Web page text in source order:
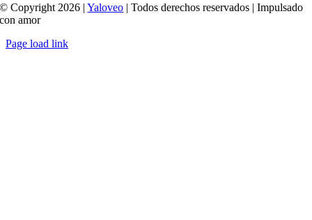
© Copyright 2026 |Yaloveo | Todos derechos reservados | Impulsado
con amor
Page load link